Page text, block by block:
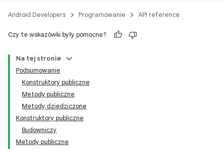
Android Developers Programowanie API reference
Czy te wskazówki były pomocne?
Na tej stronie
Podsumowanie
Konstruktory publiczne
Metody publiczne
Metody dziedziczone
Konstruktory publiczne
Budowniczy
Metody publiczne